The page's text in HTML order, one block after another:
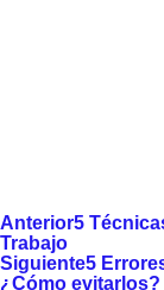
Anterior5
Trabajo
Siguiente5
¿Cómo evitarlos?